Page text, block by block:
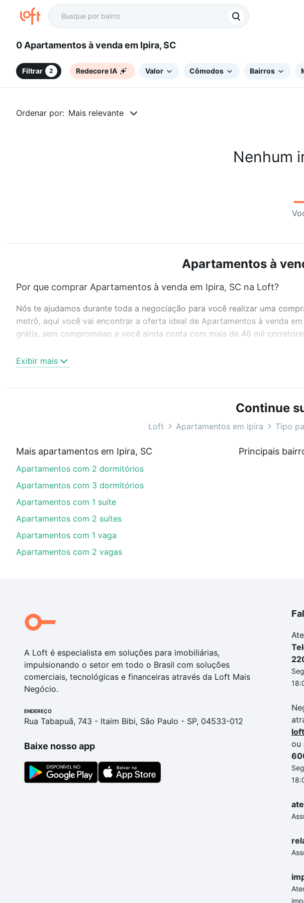
0 Apartamentos à venda em Ipira, SC
Filtrar 2 Redecore IA Valor Cômodos Bairros
Ordenar por: Mais relevante
Nenhum
Apartamentos à
Por que comprar Apartamentos à venda em Ipira, SC na Loft?
Nós te ajudamos durante toda a negociação para você realizar uma
metrô, aqui você vai encontrar a oferta ideal de Apartamentos à venda
grátis, sem compromisso e você ainda conta com mais de 46 mil
ou sem vaga de garagem para combinar perfeitamente com o preço,
Apartamentos à venda em Ipira, SC ideal para você na Loft.
Qual o preço de Apartamentos à venda em Ipira, SC?
parcelas podem se adequar ao seu orçamento. Se ainda tem alguma
um apartamento e conte com a gente para comprar o imóvel dos seus
Exibir mais
Continue
Loft Apartamentos em Ipira Tipo
Mais apartamentos em Ipira, SC
Apartamentos com 2 dormitórios
Apartamentos com 3 dormitórios
Apartamentos com 1 suíte
Apartamentos com 2 suítes
Apartamentos com 1 vaga
Apartamentos com 2 vagas
Principais
A Loft é especialista em soluções para imobiliárias,
impulsionando o setor em todo o Brasil com soluções
comerciais, tecnológicas e financeiras através da Loft Mais
Negócio.
ENDEREÇO
Rua Tabapuã, 743 - Itaim Bibi, São Paulo - SP, 04533-012
Baixe nosso app
ou